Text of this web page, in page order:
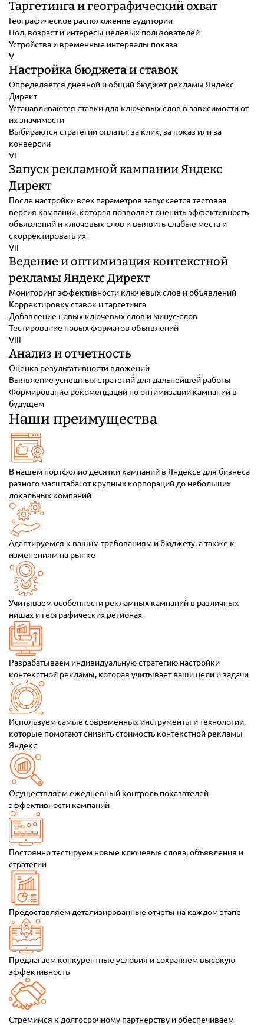
Таргетинга и географический охват
Географическое расположение аудитории
Пол, возраст и интересы целевых пользователей
Устройства и временные интервалы показа
V
Настройка бюджета и ставок
Определяется дневной и общий бюджет рекламы Яндекс
Директ
Устанавливаются ставки для ключевых слов в зависимости от
их значимости
Выбираются стратегии оплаты: за клик, за показ или за
конверсии
VI
Запуск рекламной кампании Яндекс
Директ
После настройки всех параметров запускается тестовая
версия кампании, которая позволяет оценить эффективность
объявлений и ключевых слов и выявить слабые места и
скорректировать их
VII
Ведение и оптимизация контекстной
рекламы Яндекс Директ
Мониторинг эффективности ключевых слов и объявлений
Корректировку ставок и таргетинга
Добавление новых ключевых слов и минус-слов
Тестирование новых форматов объявлений
VIII
Анализ и отчетность
Оценка результативности вложений
Выявление успешных стратегий для дальнейшей работы
Формирование рекомендаций по оптимизации кампаний в
будущем
Наши преимущества
В нашем портфолио десятки кампаний в Яндексе для бизнеса
разного масштаба: от крупных корпораций до небольших
локальных компаний
Адаптируемся к вашим требованиям и бюджету, а также к
изменениям на рынке
Учитываем особенности рекламных кампаний в различных
нишах и географических регионах
Разрабатываем индивидуальную стратегию настройки
контекстной рекламы, которая учитывает ваши цели и задачи
Используем самые современных инструменты и технологии,
которые помогают снизить стоимость контекстной рекламы
Яндекс
Осуществляем ежедневный контроль показателей
эффективности кампаний
Постоянно тестируем новые ключевые слова, объявления и
стратегии
Предоставляем детализированные отчеты на каждом этапе
Предлагаем конкурентные условия и сохраняем высокую
эффективность
Стремимся к долгосрочному партнерству и обеспечиваем